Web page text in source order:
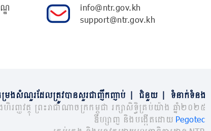
ឌ
info@ntr.gov.kh
support@ntr.gov.kh
ម្រងសំណួរដែលត្រូវបានសួរជាញឹកញាប់ ជំនួយ
ទំនាក់ទំនង
ញ្ញវត្ថុ ព្រះរាជាណាចក្រកម្ពុជា រក្សាសិទ្ធិគ្រប់យ៉ាង ឆ្នាំ២០២៥
ឌីហ្សាញ និងបង្កើតដោយ Pegotec